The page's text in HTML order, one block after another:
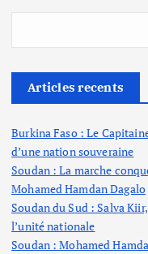
Articles recents
Burkina Faso : Le
d’une nation souveraine
Soudan : La marche
Mohamed Hamdan Dagalo
Soudan du Sud : Salva
l’unité nationale
Soudan : Mohamed